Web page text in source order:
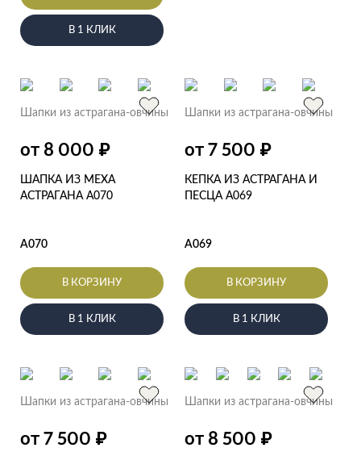
В 1 КЛИК
Шапки из астрагана-овчины
от 8 000 ₽
ШАПКА ИЗ МЕХА
АСТРАГАНА А070
А070
В КОРЗИНУ
В 1 КЛИК
Шапки из астрагана-овчины
от 7 500 ₽
КЕПКА ИЗ АСТРАГАНА И
ПЕСЦА А069
А069
В КОРЗИНУ
В 1 КЛИК
Шапки из астрагана-овчины
от 7 500 ₽
Шапки из астрагана-овчины
от 8 500 ₽